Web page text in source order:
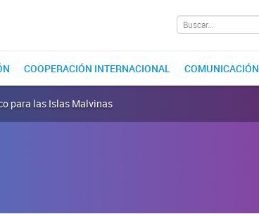
COOPERACIÓN INTERNACIONAL COMUNICACIÓN
para las Islas Malvinas